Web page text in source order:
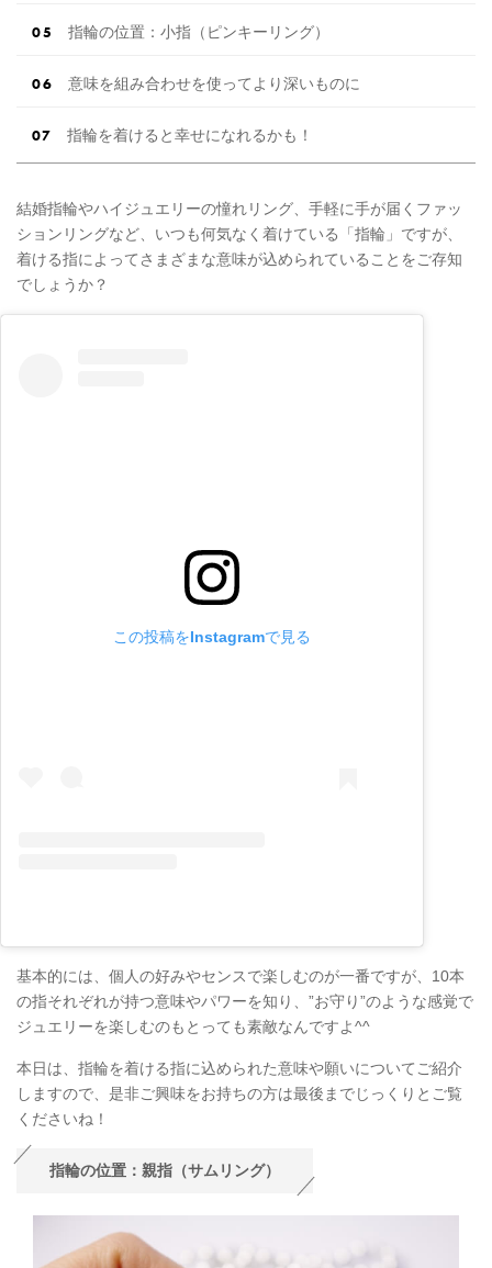
指輪の位置：小指（ピンキーリング）
意味を組み合わせを使ってより深いものに
指輪を着けると幸せになれるかも！
結婚指輪やハイジュエリーの憧れリング、手軽に手が届くファッ
ションリングなど、いつも何気なく着けている「指輪」ですが、
着ける指によってさまざまな意味が込められていることをご存知
でしょうか？
この投稿をInstagramで見る
基本的には、個人の好みやセンスで楽しむのが一番ですが、10本
の指それぞれが持つ意味やパワーを知り、”お守り”のような感覚で
ジュエリーを楽しむのもとっても素敵なんですよ^^
本日は、指輪を着ける指に込められた意味や願いについてご紹介
しますので、是非ご興味をお持ちの方は最後までじっくりとご覧
くださいね！
指輪の位置：親指（サムリング）